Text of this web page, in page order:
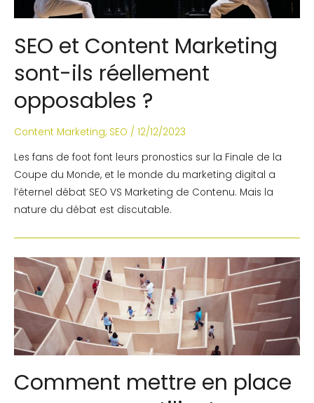
SEO et Content Marketing
sont-ils réellement
opposables ?
Content Marketing, SEO / 12/12/2023
Les fans de foot font leurs pronostics sur la Finale de la
Coupe du Monde, et le monde du marketing digital a
l’éternel débat SEO VS Marketing de Contenu. Mais la
nature du débat est discutable.
Comment mettre en place